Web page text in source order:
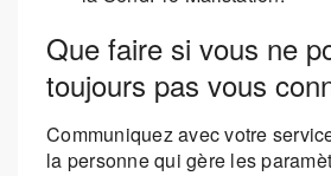
Que faire si vous ne
toujours pas vous
Communiquez avec votre
la personne qui gère les